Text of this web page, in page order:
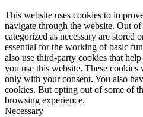
This website uses cookies to
navigate through the website. Out of
categorized as necessary are stored
essential for the working of basic
also use third-party cookies that
you use this website. These
only with your consent. You also
cookies. But opting out of some of
browsing experience.
Necessary